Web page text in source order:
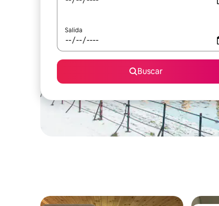
Salida
Buscar